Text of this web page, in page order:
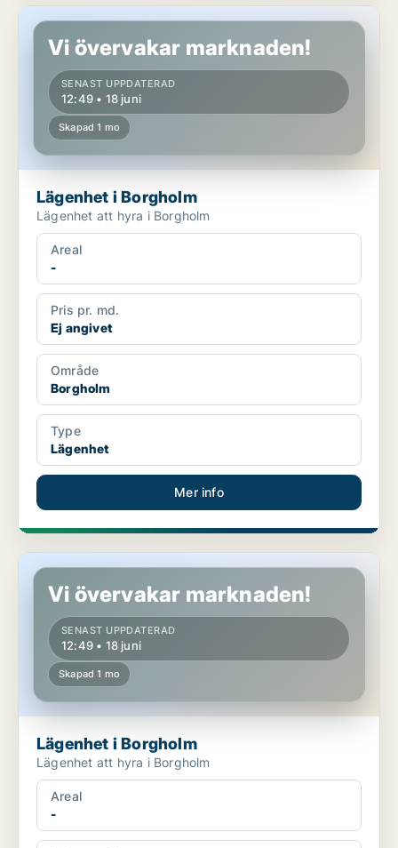
Lägenhet i Borgholm
Vi övervakar marknaden!
SENAST UPPDATERAD
12:49 • 18 juni
Skapad 1 mo
Lägenhet i Borgholm
Lägenhet att hyra i Borgholm
Areal
-
Pris pr. md.
Ej angivet
Område
Borgholm
Type
Lägenhet
Mer info
Lägenhet i Borgholm
Vi övervakar marknaden!
SENAST UPPDATERAD
12:49 • 18 juni
Skapad 1 mo
Lägenhet i Borgholm
Lägenhet att hyra i Borgholm
Areal
-